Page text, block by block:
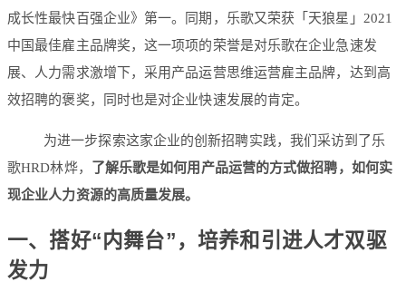
成长性最快百强企业》第一。同期，乐歌又荣获「天狼星」2021
中国最佳雇主品牌奖，这一项项的荣誉是对乐歌在企业急速发
展、人力需求激增下，采用产品运营思维运营雇主品牌，达到高
效招聘的褒奖，同时也是对企业快速发展的肯定。
为进一步探索这家企业的创新招聘实践，我们采访到了乐
歌HRD林烨，
了解乐歌是如何用产品运营的方式做招聘，如何实
现企业人力资源的高质量发展。
一、搭好“内舞台”，培养和引进人才双驱
发力